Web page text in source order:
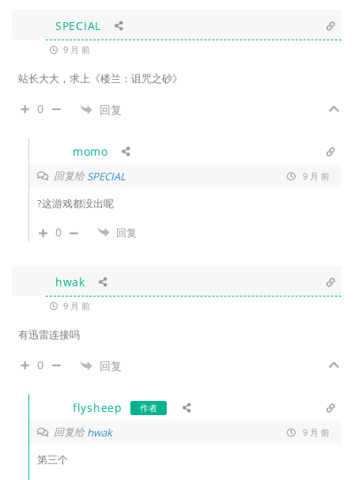
SPECIAL
9 月 前
站长大大，求上《楼兰：诅咒之砂》
0 回复
momo
回复给SPECIAL 9 月 前
?这游戏都没出呢
0 回复
hwak
9 月 前
有迅雷连接吗
0 回复
flysheep 作者
回复给hwak 9 月 前
第三个